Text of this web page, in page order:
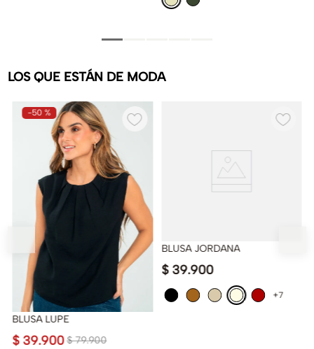
LOS QUE ESTÁN DE MODA
-50 %
BLUSA LUPE
$ 79.900
$ 39.900
BLUSA JORDANA
$ 39.900
+7